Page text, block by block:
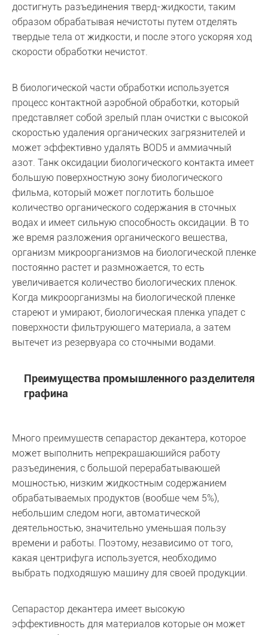
достигнуть разъединения тверд-жидкости, таким
образом обрабатывая нечистоты путем отделять
твердые тела от жидкости, и после этого ускоряя ход
скорости обработки нечистот.
В биологической части обработки используется
процесс контактной аэробной обработки, который
представляет собой зрелый план очистки с высокой
скоростью удаления органических загрязнителей и
может эффективно удалять BOD5 и аммиачный
азот. Танк оксидации биологического контакта имеет
большую поверхностную зону биологического
фильма, который может поглотить большое
количество органического содержания в сточных
водах и имеет сильную способность оксидации. В то
же время разложения органического вещества,
организм микроорганизмов на биологической пленке
постоянно растет и размножается, то есть
увеличивается количество биологических пленок.
Когда микроорганизмы на биологической пленке
стареют и умирают, биологическая пленка упадет с
поверхности фильтрующего материала, а затем
вытечет из резервуара со сточными водами.
Преимущества промышленного разделителя
графина
Много преимуществ сепарастор декантера, которое
может выполнить непрекращающийся работу
разъединения, с большой перерабатывающей
мощностью, низким жидкостным содержанием
обрабатываемых продуктов (вообще чем 5%),
небольшим следом ноги, автоматической
деятельностью, значительно уменьшая пользу
времени и работы. Поэтому, независимо от того,
какая центрифуга используется, необходимо
выбрать подходящую машину для своей продукции.
Сепарастор декантера имеет высокую
эффективность для материалов которые он может